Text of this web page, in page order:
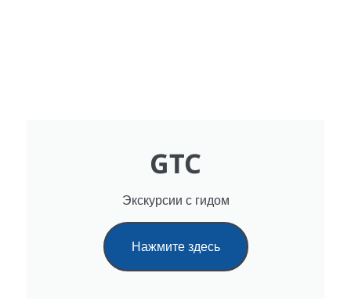
GTC
Экскурсии с гидом
Нажмите здесь